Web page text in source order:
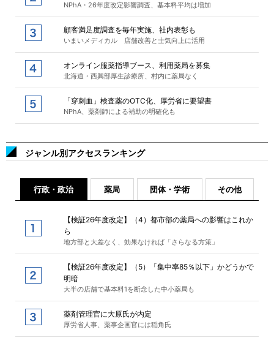
NPhA・26年度改定影響調査、基本料平均は増加
顧客満足度調査を毎年実施、社内表彰も
いまいメディカル 店舗改善と士気向上に活用
オンライン服薬指導ブース、利用薬局を募集
北海道・西興部厚生診療所、村内に薬局なく
「穿刺血」検査薬のOTC化、厚労省に要望書
NPhA、薬剤師による補助の明確化も
ジャンル別アクセスランキング
行政・政治 薬局 団体・学術 その他
【検証26年度改定】（4）都市部の薬局への影響はこれか
ら
地方部と大差なく、効果なければ「さらなる方策」
【検証26年度改定】（5）「集中率85％以下」かどうかで
明暗
大半の店舗で基本料1を断念した中小薬局も
薬剤管理官に大原氏が内定
厚労省人事、薬事企画官には稲角氏